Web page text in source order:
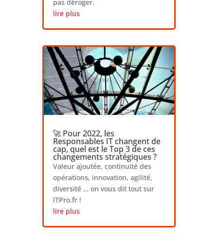
pas déroger.
lire plus
🚀 Pour 2022, les
Responsables IT changent de
cap, quel est le Top 3 de ces
changements stratégiques ?
Valeur ajoutée, continuité des
opérations, innovation, agilité,
diversité … on vous dit tout sur
iTPro.fr !
lire plus